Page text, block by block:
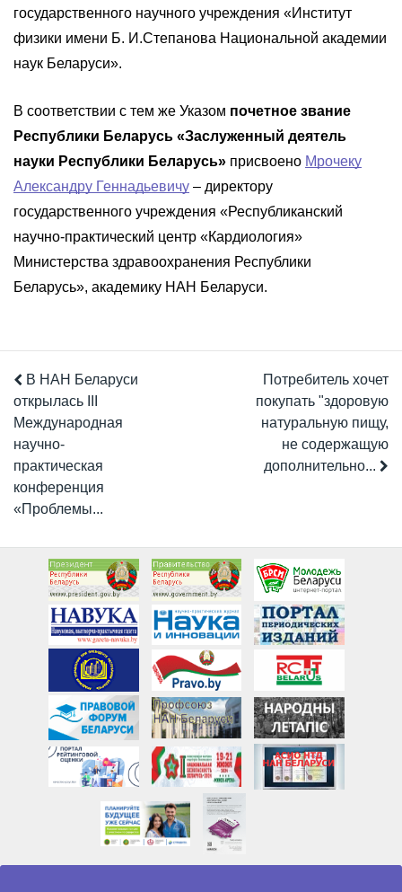
государственного научного учреждения «Институт
физики имени Б. И.Степанова Национальной академии
наук Беларуси».
В соответствии с тем же Указом почетное звание
Республики Беларусь «Заслуженный деятель
науки Республики Беларусь» присвоено Мрочеку
Александру Геннадьевичу – директору
государственного учреждения «Республиканский
научно-практический центр «Кардиология»
Министерства здравоохранения Республики
Беларусь», академику НАН Беларуси.
В НАН Беларуси
открылась III
Международная
научно-
практическая
конференция
«Проблемы...
Потребитель хочет
покупать "здоровую
натуральную пищу,
не содержащую
дополнительно...